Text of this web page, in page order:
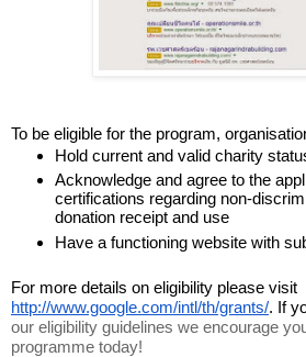
To be eligible for the program,
Hold current and valid charity
Acknowledge and agree to the
certifications regarding non-
donation receipt and use
Have a functioning website with
http://www.google.com/intl/th/grants/. If
our eligibility guidelines we encourage
programme today!